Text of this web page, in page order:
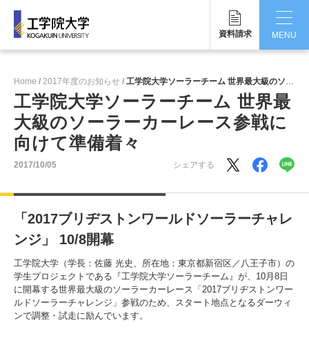
資料請求
MENU
工学院大学について
学部・大学院
学生生活
研究・産学連携
就職・キャリア
キャンパス
入試情報
Home 2017年度のお知らせ 工学院大学ソーラーチーム 世界最大級のソーラーカーレース参戦に向けて準備着々
工学院大学ソーラーチーム 世界最
大級のソーラーカーレース参戦に
向けて準備着々
2017/10/05 シェアする
「2017ブリヂストンワールドソーラーチャレ
ンジ」 10/8開幕
工学院大学（学長：佐藤 光史、所在地：東京都新宿区／八王子市）の
学生プロジェクトである『工学院大学ソーラーチーム』が、10月8日
に開幕する世界最大級のソーラーカーレース「2017ブリヂストンワー
ルドソーラーチャレンジ」参戦のため、スタート地点となるダーウィ
ンで調整・試走に励んでいます。